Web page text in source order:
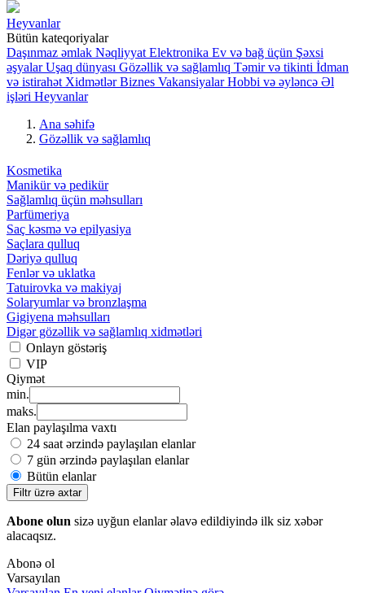
Heyvanlar
Bütün kateqoriyalar
Daşınmaz əmlak Nəqliyyat Elektronika Ev və bağ üçün Şəxsi
əşyalar Uşaq dünyası Gözəllik və sağlamlıq Təmir və tikinti İdman
və istirahət Xidmətlər Biznes Vakansiyalar Hobbi və əyləncə Əl
işləri Heyvanlar
Ana səhifə
Gözəllik və sağlamlıq
Kosmetika
Manikür və pedikür
Sağlamlıq üçün məhsulları
Parfümeriya
Saç kəsmə və epilyasiya
Saçlara qulluq
Dəriyə qulluq
Fenlər və uklatka
Tatuirovka və makiyaj
Solaryumlar və bronzlaşma
Gigiyena məhsulları
Digər gözəllik və sağlamlıq xidmətləri
Onlayn göstəriş
VIP
Qiymət
min.
maks.
Elan paylaşılma vaxtı
24 saat ərzində paylaşılan elanlar
7 gün ərzində paylaşılan elanlar
Bütün elanlar
Filtr üzrə axtar
Abone olun sizə uyğun elanlar əlavə edildiyində ilk siz xəbər
alacaqsız.
Abonə ol
Varsayılan